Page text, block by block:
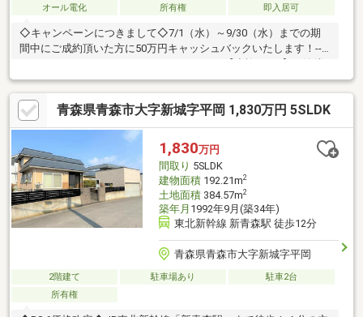
オール電化
所有権 即入居可
◇キャンペーンにつきまして◇7/1（水）～9/30（水）までの期
間中にご成約頂いた方に50万円キャッシュバックいたします！----
オール電化二世帯住宅！／1F:2LDK 2F:1LDK＋WICの全館空調シス
テムあり♪1階・2階にトイレ、バスルーム完備です！-------------------
------------------------------------------------
青森県青森市大字新城字平岡 1,830万円 5SLDK
1,830万円
間取り 5SLDK
建物面積192.21m2
土地面積384.57m2
築年月 1992年9月(築34年)
東北新幹線 新青森駅 徒歩12分
青森県青森市大字新城字平岡
2階建て 駐車場あり
駐車2台
所有権